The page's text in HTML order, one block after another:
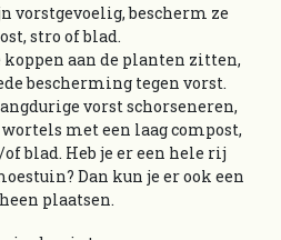
vorstgevoelig, bescherm ze
stro of blad.
aan de planten zitten,
bescherming tegen vorst.
vorst schorseneren,
met een laag compost,
blad. Heb je er een hele rij
Dan kun je er ook een
plaatsen.